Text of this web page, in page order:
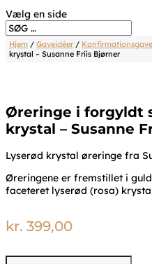
Vælg en side
Hjem / Gaveidéer/
krystal – Susanne Friis Bjørner
Øreringe i forgyldt
krystal – Susanne
Lyserød krystal øreringe fra
Øreringene er fremstillet i
faceteret lyserød (rosa)
kr. 399,00